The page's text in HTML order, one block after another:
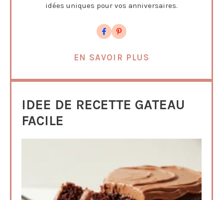
idées uniques pour vos anniversaires.
EN SAVOIR PLUS
IDEE DE RECETTE GATEAU
FACILE